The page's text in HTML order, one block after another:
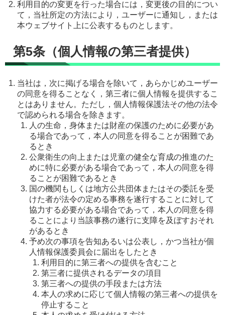
利用目的の変更を行った場合には，変更後の目的につい
て，当社所定の方法により，ユーザーに通知し，または
本ウェブサイト上に公表するものとします。
第5条（個人情報の第三者提供）
当社は，次に掲げる場合を除いて，あらかじめユーザー
の同意を得ることなく，第三者に個人情報を提供するこ
とはありません。ただし，個人情報保護法その他の法令
で認められる場合を除きます。
人の生命，身体または財産の保護のために必要があ
る場合であって，本人の同意を得ることが困難であ
るとき
公衆衛生の向上または児童の健全な育成の推進のた
めに特に必要がある場合であって，本人の同意を得
ることが困難であるとき
国の機関もしくは地方公共団体またはその委託を受
けた者が法令の定める事務を遂行することに対して
協力する必要がある場合であって，本人の同意を得
ることにより当該事務の遂行に支障を及ぼすおそれ
があるとき
予め次の事項を告知あるいは公表し，かつ当社が個
人情報保護委員会に届出をしたとき
利用目的に第三者への提供を含むこと
第三者に提供されるデータの項目
第三者への提供の手段または方法
本人の求めに応じて個人情報の第三者への提供を
停止すること